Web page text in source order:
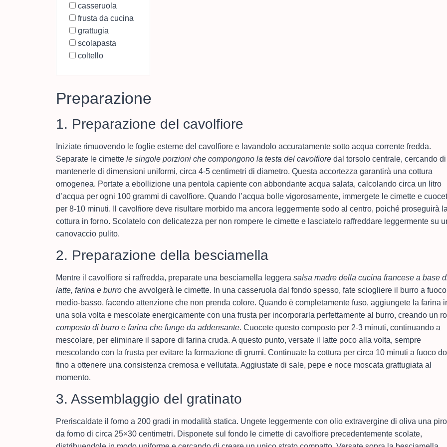
casseruola
frusta da cucina
grattugia
scolapasta
coltello
Preparazione
1. Preparazione del cavolfiore
Iniziate rimuovendo le foglie esterne del cavolfiore e lavandolo accuratamente sotto acqua corrente fredda.
Separate le cimette le singole porzioni che compongono la testa del cavolfiore dal torsolo centrale, cercando di
mantenerle di dimensioni uniformi, circa 4-5 centimetri di diametro. Questa accortezza garantirà una cottura
omogenea. Portate a ebollizione una pentola capiente con abbondante acqua salata, calcolando circa un litro
d’acqua per ogni 100 grammi di cavolfiore. Quando l’acqua bolle vigorosamente, immergete le cimette e
per 8-10 minuti. Il cavolfiore deve risultare morbido ma ancora leggermente sodo al centro, poiché proseguirà la
cottura in forno. Scolatelo con delicatezza per non rompere le cimette e lasciatelo raffreddare leggermente su
canovaccio pulito.
2. Preparazione della besciamella
Mentre il cavolfiore si raffredda, preparate una besciamella leggera salsa madre della cucina francese a base
latte, farina e burro che avvolgerà le cimette. In una casseruola dal fondo spesso, fate sciogliere il burro a fuoco
medio-basso, facendo attenzione che non prenda colore. Quando è completamente fuso, aggiungete la farina
una sola volta e mescolate energicamente con una frusta per incorporarla perfettamente al burro, creando un
composto di burro e farina che funge da addensante. Cuocete questo composto per 2-3 minuti, continuando a
mescolare, per eliminare il sapore di farina cruda. A questo punto, versate il latte poco alla volta, sempre
mescolando con la frusta per evitare la formazione di grumi. Continuate la cottura per circa 10 minuti a fuoco
fino a ottenere una consistenza cremosa e vellutata. Aggiustate di sale, pepe e noce moscata grattugiata al
momento.
3. Assemblaggio del gratinato
Preriscaldate il forno a 200 gradi in modalità statica. Ungete leggermente con olio extravergine di oliva una
da forno di circa 25×30 centimetri. Disponete sul fondo le cimette di cavolfiore precedentemente scolate,